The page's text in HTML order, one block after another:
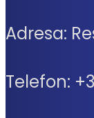
Adresa:
Telefon: